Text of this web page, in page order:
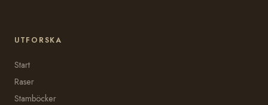
UTFORSKA
Start
Raser
Stamböcker